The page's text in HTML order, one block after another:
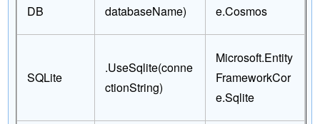
DB
databaseName)
e.Cosmos
SQLite
.UseSqlite(conne
ctionString)
Microsoft.Entity
FrameworkCor
e.Sqlite